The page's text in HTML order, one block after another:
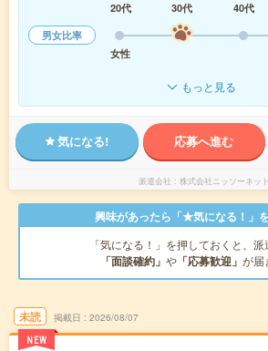
20代
30代 40代
男女比率
女性
もっと見る
気になる! 応募へ進む
派遣会社 株式会社ニッソーネット
興味があったら「★気になる！」
「気になる！」を押しておくと、派
「面談確約」 や 「応募歓迎」 が届
未読
NEW
掲載日 2026/08/07